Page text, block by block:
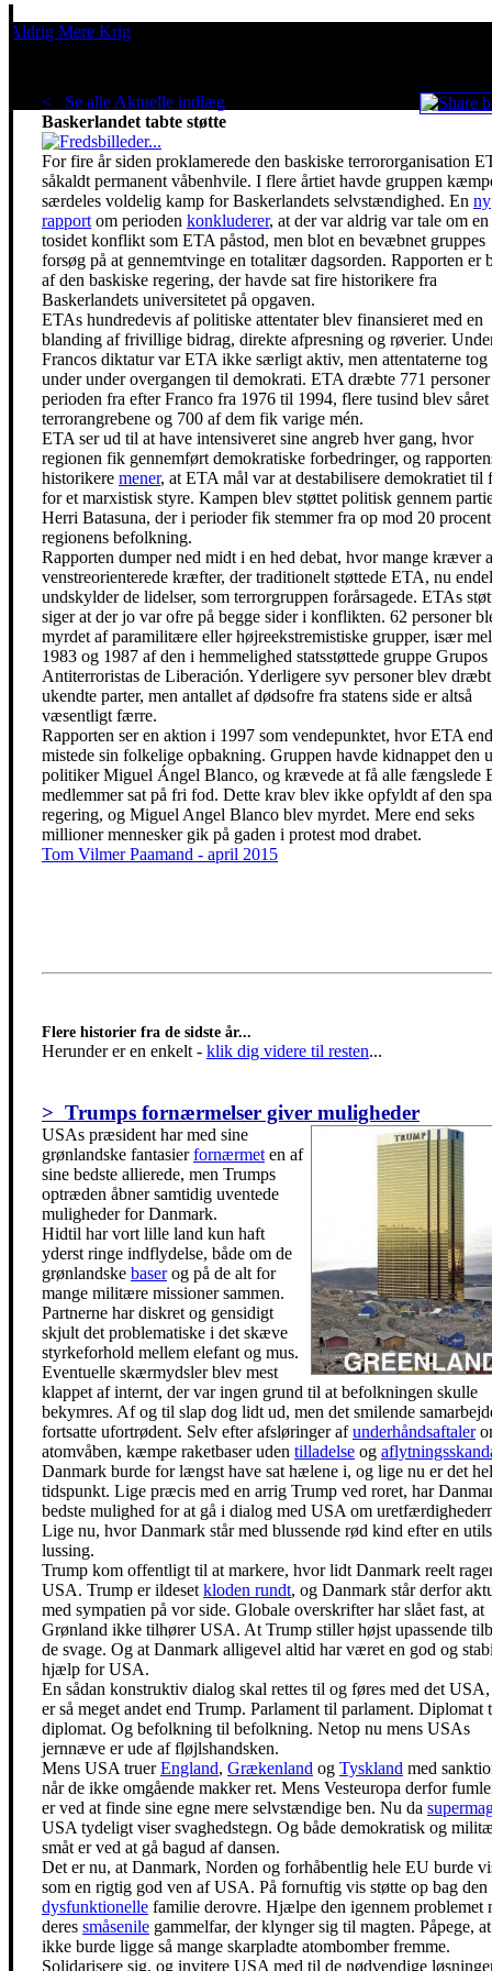
Aldrig Mere Krig
< Se alle Aktuelle indlæg
Baskerlandet tabte støtte
For fire år siden proklamerede den baskiske terrororganisation
såkaldt permanent våbenhvile. I flere årtiet havde gruppen
særdeles voldelig kamp for Baskerlandets selvstændighed. En ny
rapport om perioden konkluderer, at der var aldrig var tale om en
tosidet konflikt som ETA påstod, men blot en bevæbnet gruppes
forsøg på at gennemtvinge en totalitær dagsorden. Rapporten er
af den baskiske regering, der havde sat fire historikere fra
Baskerlandets universitetet på opgaven.
ETAs hundredevis af politiske attentater blev finansieret med en
blanding af frivillige bidrag, direkte afpresning og røverier.
Francos diktatur var ETA ikke særligt aktiv, men attentaterne tog
under under overgangen til demokrati. ETA dræbte 771
perioden fra efter Franco fra 1976 til 1994, flere tusind blev såret
terrorangrebene og 700 af dem fik varige mén.
ETA ser ud til at have intensiveret sine angreb hver gang, hvor
regionen fik gennemført demokratiske forbedringer, og
historikere mener, at ETA mål var at destabilisere demokratiet til
for et marxistisk styre. Kampen blev støttet politisk gennem
Herri Batasuna, der i perioder fik stemmer fra op mod 20
regionens befolkning.
Rapporten dumper ned midt i en hed debat, hvor mange kræver
venstreorienterede kræfter, der traditionelt støttede ETA, nu
undskylder de lidelser, som terrorgruppen forårsagede. ETAs
siger at der jo var ofre på begge sider i konflikten. 62 personer
myrdet af paramilitære eller højreekstremistiske grupper, især
1983 og 1987 af den i hemmelighed statsstøttede gruppe Grupos
Antiterroristas de Liberación. Yderligere syv personer blev
ukendte parter, men antallet af dødsofre fra statens side er altså
væsentligt færre.
Rapporten ser en aktion i 1997 som vendepunktet, hvor ETA
mistede sin folkelige opbakning. Gruppen havde kidnappet den
politiker Miguel Ángel Blanco, og krævede at få alle fængslede
medlemmer sat på fri fod. Dette krav blev ikke opfyldt af den
regering, og Miguel Angel Blanco blev myrdet. Mere end seks
millioner mennesker gik på gaden i protest mod drabet.
Tom Vilmer Paamand - april 2015
Flere historier fra de sidste år...
Herunder er en enkelt - klik dig videre til resten...
> Trumps fornærmelser giver muligheder
USAs præsident har med sine
grønlandske fantasierfornærmet en af
sine bedste allierede, men Trumps
optræden åbner samtidig uventede
muligheder for Danmark.
Hidtil har vort lille land kun haft
yderst ringe indflydelse, både om de
grønlandske baserog på de alt for
mange militære missioner sammen.
Partnerne har diskret og gensidigt
skjult det problematiske i det skæve
styrkeforhold mellem elefant og mus.
Eventuelle skærmydsler blev mest
klappet af internt, der var ingen grund til at befolkningen skulle
bekymres. Af og til slap dog lidt ud, men det smilende
fortsatte ufortrødent. Selv efter afsløringer afunderhåndsaftaler
atomvåben, kæmpe raketbaser uden tilladelse og
Danmark burde for længst have sat hælene i, og lige nu er det
tidspunkt. Lige præcis med en arrig Trump ved roret, har
bedste mulighed for at gå i dialog med USA om
Lige nu, hvor Danmark står med blussende rød kind efter en
lussing.
Trump kom offentligt til at markere, hvor lidt Danmark reelt
USA. Trump er ildeset kloden rundt, og Danmark står derfor
med sympatien på vor side. Globale overskrifter har slået fast, at
Grønland ikke tilhører USA. At Trump stiller højst upassende
de svage. Og at Danmark alligevel altid har været en god og
hjælp for USA.
En sådan konstruktiv dialog skal rettes til og føres med det
er så meget andet end Trump. Parlament til parlament. Diplomat
diplomat. Og befolkning til befolkning. Netop nu mens USAs
jernnæve er ude af fløjlshandsken.
Mens USA truerEngland, Grækenland og Tyskland med
når de ikke omgående makker ret. Mens Vesteuropa derfor
er ved at finde sine egne mere selvstændige ben. Nu da
USA tydeligt viser svaghedstegn. Og både demokratisk og
småt er ved at gå bagud af dansen.
Det er nu, at Danmark, Norden og forhåbentlig hele EU burde
som en rigtig god ven af USA. På fornuftig vis støtte op bag den
dysfunktionelle familie derovre. Hjælpe den igennem problemet
deres småsenile gammelfar, der klynger sig til magten. Påpege,
ikke burde ligge så mange skarpladte atombomber fremme.
Solidarisere sig, og invitere USA med til de nødvendige